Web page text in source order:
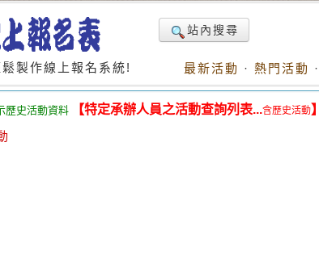
製作線上報名系統!
站內搜尋
最新活動 · 熱門活動 ·
歷史活動資料 【特定承辦人員之活動查詢列表...含歷史活動】